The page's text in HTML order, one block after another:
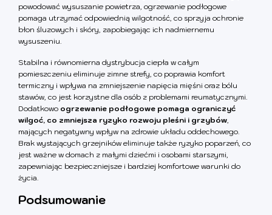
powodować wysuszanie powietrza, ogrzewanie podłogowe
pomaga utrzymać odpowiednią wilgotność, co sprzyja ochronie
błon śluzowych i skóry, zapobiegając ich nadmiernemu
wysuszeniu.
Stabilna i równomierna dystrybucja ciepła w całym
pomieszczeniu eliminuje zimne strefy, co poprawia komfort
termiczny i wpływa na zmniejszenie napięcia mięśni oraz bólu
stawów, co jest korzystne dla osób z problemami reumatycznymi.
Dodatkowo ogrzewanie podłogowe pomaga ograniczyć
wilgoć, co zmniejsza ryzyko rozwoju pleśni i grzybów
mających negatywny wpływ na zdrowie układu oddechowego.
Brak wystających grzejników eliminuje także ryzyko poparzeń, co
jest ważne w domach z małymi dziećmi i osobami starszymi,
zapewniając bezpieczniejsze i bardziej komfortowe warunki do
życia.
Podsumowanie